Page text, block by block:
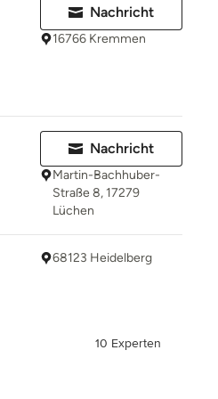
Nachricht
16766 Kremmen
Nachricht
Martin-Bachhuber-
Straße 8, 17279
Lüchen
68123 Heidelberg
10 Experten